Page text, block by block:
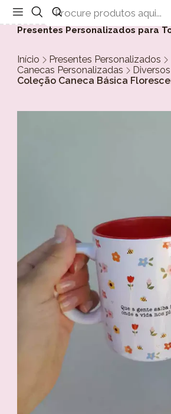
Presentes Personalizados para
Início
Presentes Personalizados
Canecas Personalizadas
Diversos
Coleção Caneca Básica